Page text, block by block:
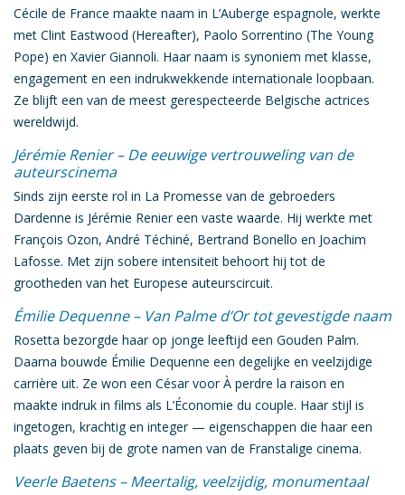
Cécile de France maakte naam in L’Auberge espagnole, werkte
met Clint Eastwood (Hereafter), Paolo Sorrentino (The Young
Pope) en Xavier Giannoli. Haar naam is synoniem met klasse,
engagement en een indrukwekkende internationale loopbaan.
Ze blijft een van de meest gerespecteerde Belgische actrices
wereldwijd.
Jérémie Renier – De eeuwige vertrouweling van de
auteurscinema
Sinds zijn eerste rol in La Promesse van de gebroeders
Dardenne is Jérémie Reniereen vaste waarde. Hij werkte met
François Ozon, André Téchiné, Bertrand Bonello en Joachim
Lafosse. Met zijn sobere intensiteit behoort hij tot de
grootheden van het Europese auteurscircuit.
Émilie Dequenne – Van Palme d’Or tot gevestigde naam
Rosetta bezorgde haar op jonge leeftijd een Gouden Palm.
Daarna bouwde Émilie Dequenne een degelijke en veelzijdige
carrière uit. Ze won een César voorÀ perdre la raison en
maakte indruk in films als L’Économie du couple. Haar stijl is
ingetogen, krachtig en integer — eigenschappen die haar een
plaats geven bij de grote namen van de Franstalige cinema.
Veerle Baetens – Meertalig, veelzijdig, monumentaal